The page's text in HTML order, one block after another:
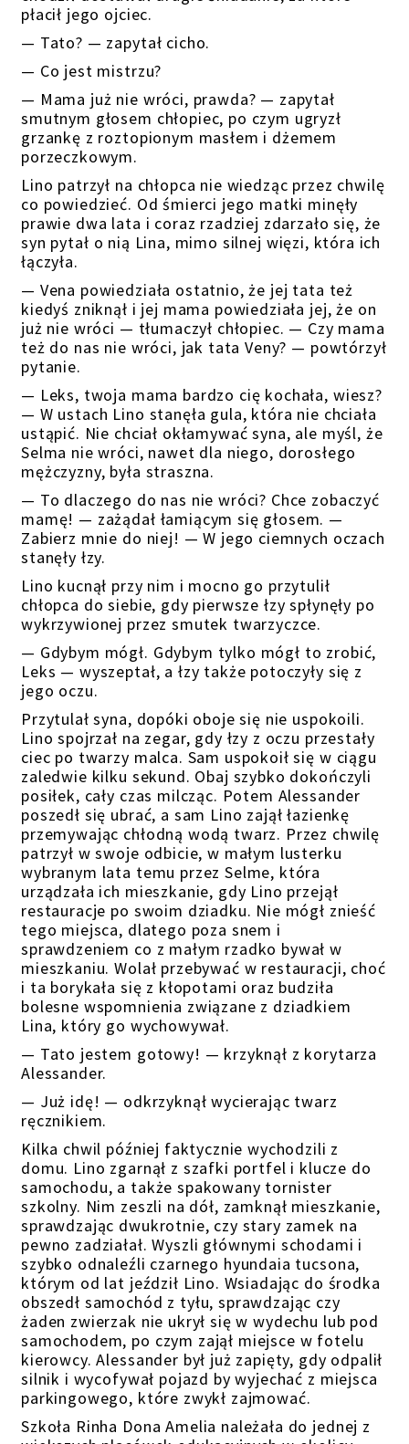
płacił jego ojciec.
— Tato? — zapytał cicho.
— Co jest mistrzu?
— Mama już nie wróci, prawda? — zapytał
smutnym głosem chłopiec, po czym ugryzł
grzankę z roztopionym masłem i dżemem
porzeczkowym.
Lino patrzył na chłopca nie wiedząc przez chwilę
co powiedzieć. Od śmierci jego matki minęły
prawie dwa lata i coraz rzadziej zdarzało się, że
syn pytał o nią Lina, mimo silnej więzi, która ich
łączyła.
— Vena powiedziała ostatnio, że jej tata też
kiedyś zniknął i jej mama powiedziała jej, że on
już nie wróci — tłumaczył chłopiec. — Czy mama
też do nas nie wróci, jak tata Veny? — powtórzył
pytanie.
— Leks, twoja mama bardzo cię kochała, wiesz?
— W ustach Lino stanęła gula, która nie chciała
ustąpić. Nie chciał okłamywać syna, ale myśl, że
Selma nie wróci, nawet dla niego, dorosłego
mężczyzny, była straszna.
— To dlaczego do nas nie wróci? Chce zobaczyć
mamę! — zażądał łamiącym się głosem. —
Zabierz mnie do niej! — W jego ciemnych oczach
stanęły łzy.
Lino kucnął przy nim i mocno go przytulił
chłopca do siebie, gdy pierwsze łzy spłynęły po
wykrzywionej przez smutek twarzyczce.
— Gdybym mógł. Gdybym tylko mógł to zrobić,
Leks — wyszeptał, a łzy także potoczyły się z
jego oczu.
Przytulał syna, dopóki oboje się nie uspokoili.
Lino spojrzał na zegar, gdy łzy z oczu przestały
ciec po twarzy malca. Sam uspokoił się w ciągu
zaledwie kilku sekund. Obaj szybko dokończyli
posiłek, cały czas milcząc. Potem Alessander
poszedł się ubrać, a sam Lino zajął łazienkę
przemywając chłodną wodą twarz. Przez chwilę
patrzył w swoje odbicie, w małym lusterku
wybranym lata temu przez Selme, która
urządzała ich mieszkanie, gdy Lino przejął
restauracje po swoim dziadku. Nie mógł znieść
tego miejsca, dlatego poza snem i
sprawdzeniem co z małym rzadko bywał w
mieszkaniu. Wolał przebywać w restauracji, choć
i ta borykała się z kłopotami oraz budziła
bolesne wspomnienia związane z dziadkiem
Lina, który go wychowywał.
— Tato jestem gotowy! — krzyknął z korytarza
Alessander.
— Już idę! — odkrzyknął wycierając twarz
ręcznikiem.
Kilka chwil później faktycznie wychodzili z
domu. Lino zgarnął z szafki portfel i klucze do
samochodu, a także spakowany tornister
szkolny. Nim zeszli na dół, zamknął mieszkanie,
sprawdzając dwukrotnie, czy stary zamek na
pewno zadziałał. Wyszli głównymi schodami i
szybko odnaleźli czarnego hyundaia tucsona,
którym od lat jeździł Lino. Wsiadając do środka
obszedł samochód z tyłu, sprawdzając czy
żaden zwierzak nie ukrył się w wydechu lub pod
samochodem, po czym zajął miejsce w fotelu
kierowcy. Alessander był już zapięty, gdy odpalił
silnik i wycofywał pojazd by wyjechać z miejsca
parkingowego, które zwykł zajmować.
Szkoła Rinha Dona Amelia należała do jednej z